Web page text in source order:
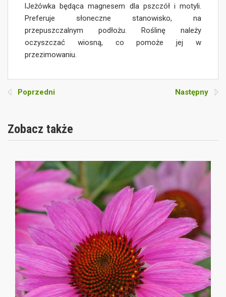
lJeżówka będąca magnesem dla pszczół i motyli.
Preferuje słoneczne stanowisko, na
przepuszczalnym podłożu. Roślinę należy
oczyszczać wiosną, co pomoże jej w
przezimowaniu.
Poprzedni Następny
Zobacz także